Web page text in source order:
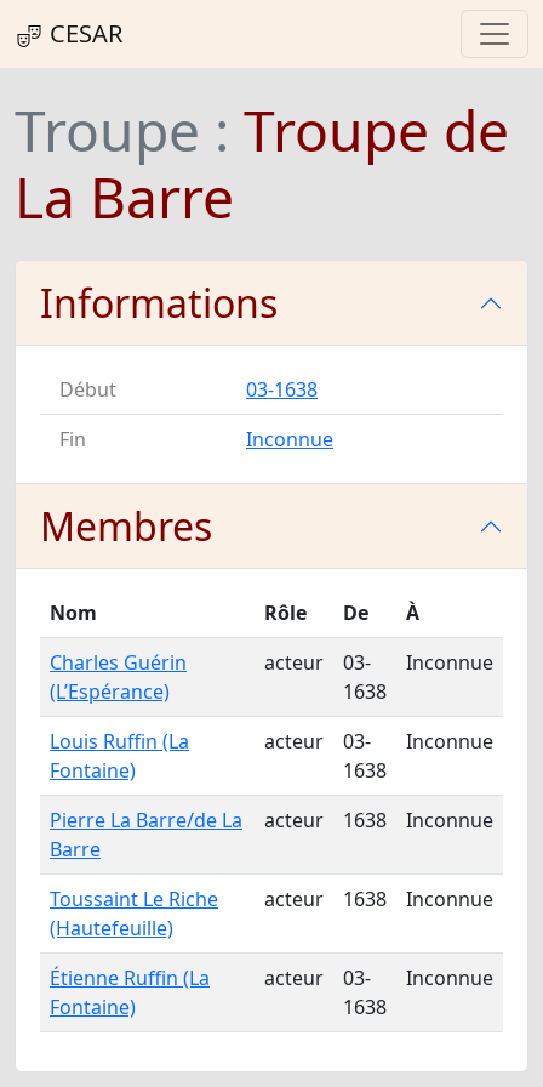
CESAR
Troupe : Troupe de
La Barre
Informations
Début
03-1638
Fin
Inconnue
Membres
Nom Rôle De
À
Charles Guérin
(L’Espérance)
acteur
03-
1638
Inconnue
Louis Ruffin (La
Fontaine)
acteur
03-
1638
Inconnue
Pierre La Barre/de La
Barre
acteur 1638 Inconnue
Toussaint Le Riche
(Hautefeuille)
acteur 1638 Inconnue
Étienne Ruffin (La
Fontaine)
acteur
03-
1638
Inconnue